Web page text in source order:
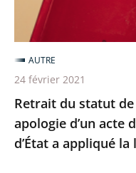
apologie
d’un
acte
de
terrorisme
»
:
Retrait du statut
apologie d’un acte
d’État a appliqué la
AUTRE
24 février 2021